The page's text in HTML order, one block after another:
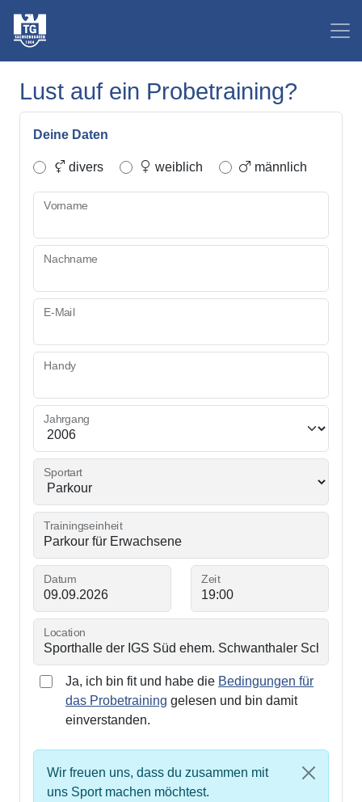
Lust auf ein Probetraining?
Deine Daten
divers weiblich männlich
Vorname
Nachname
E-Mail
Handy
Jahrgang
Sportart
Trainingseinheit
Datum Zeit
Location
Ja, ich bin fit und habe die Bedingungen für
das Probetraining gelesen und bin damit
einverstanden.
Wir freuen uns, dass du zusammen mit
uns Sport machen möchtest.